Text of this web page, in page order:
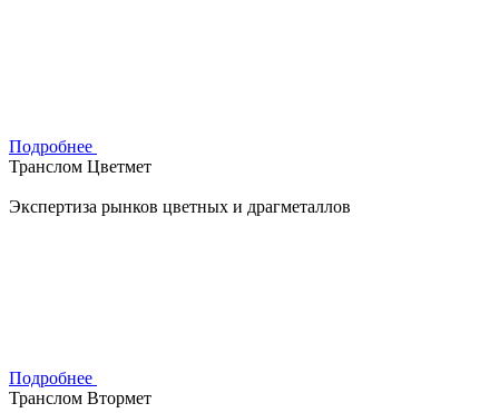
Подробнее
Транслом Цветмет
Экспертиза рынков цветных и драгметаллов
Подробнее
Транслом Втормет